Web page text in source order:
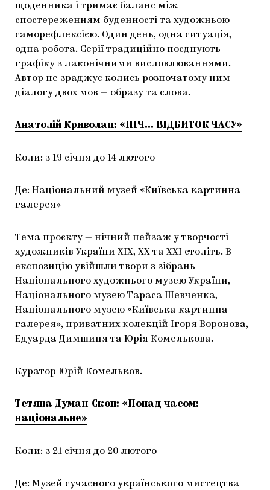
щоденника і тримає баланс між
спостереженням буденності та художньою
саморефлексією. Один день, одна ситуація,
одна робота. Серії традиційно поєднують
графіку з лаконічними висловлюваннями.
Автор не зраджує колись розпочатому ним
діалогу двох мов — образу та слова.
Анатолій Криволап: «НІЧ… ВІДБИТОК ЧАСУ»
Коли: з 19 січня до 14 лютого
Де: Нацiональний музей «Київська картинна
галерея»
Тема проєкту — нічний пейзаж у творчості
художників України ХIX, XX та XXI століть. В
експозицію увійшли твори з зібрань
Національного художнього музею України,
Національного музею Тараса Шевченка,
Національного музею «Київська картинна
галерея», приватних колекцій Ігоря Воронова,
Едуарда Димшиця та Юрія Комелькова.
Куратор Юрій Комельков.
Тетяна Думан-Скоп: «Понад часом:
національне»
Коли: з 21 січня до 20 лютого
Де: Музей сучасного українського мистецтва